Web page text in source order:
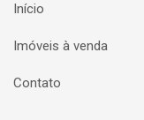
Início
Imóveis à venda
Contato